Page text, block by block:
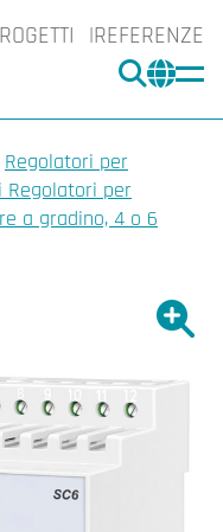
REFERENZE
CERCA
Regolatori per
Regolatori per
a gradino, 4 o 6